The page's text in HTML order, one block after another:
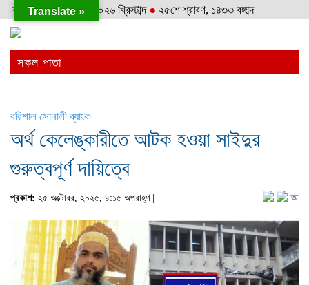
রবিবার●৯ই আগস্ট, ২০২৬ খ্রিস্টাব্দ ● ২৫শে শ্রাবণ, ১৪৩৩ বঙ্গাব্দ
সকল পাতা
বরিশাল সোনালী ব্যাংক
অর্থ কেলেঙ্কারীতে আটক হওয়া সাইদুর
গুরুত্বপূর্ণ দায়িত্বে
প্রকাশ: ২৫ অক্টোবর, ২০২৫, ৪:১৫ অপরাহ্ণ |
Translate »